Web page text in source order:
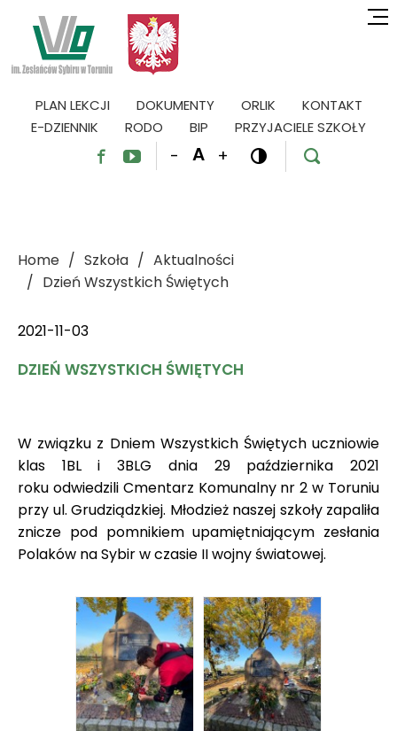
PLAN LEKCJI DOKUMENTY ORLIK
KONTAKT
E-DZIENNIK
RODO BIP PRZYJACIELE SZKOŁY
  - A +  
Home Szkoła
Aktualności
Dzień Wszystkich Świętych
2021-11-03
DZIEŃ WSZYSTKICH ŚWIĘTYCH
W związku z Dniem Wszystkich Świętych uczniowie
klas 1BL i 3BLG dnia 29 października 2021
roku odwiedzili Cmentarz Komunalny nr 2 w Toruniu
przy ul. Grudziądzkiej. Młodzież naszej szkoły zapaliła
znicze pod pomnikiem upamiętniającym zesłania
Polaków na Sybir w czasie II wojny światowej.